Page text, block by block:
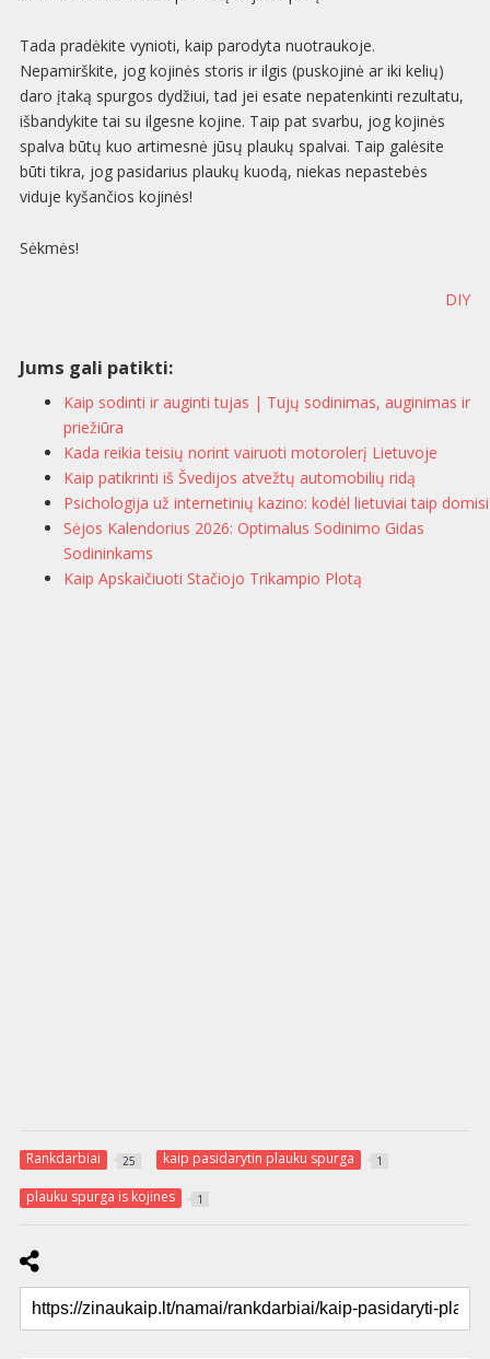
Tada pradėkite vynioti, kaip parodyta nuotraukoje.
Nepamirškite, jog kojinės storis ir ilgis (puskojinė ar iki kelių)
daro įtaką spurgos dydžiui, tad jei esate nepatenkinti rezultatu,
išbandykite tai su ilgesne kojine. Taip pat svarbu, jog kojinės
spalva būtų kuo artimesnė jūsų plaukų spalvai. Taip galėsite
būti tikra, jog pasidarius plaukų kuodą, niekas nepastebės
viduje kyšančios kojinės!
Sėkmės!
DIY
Jums gali patikti:
Kaip sodinti ir auginti tujas | Tujų sodinimas, auginimas ir
priežiūra
Kada reikia teisių norint vairuoti motorolerį Lietuvoje
Kaip patikrinti iš Švedijos atvežtų automobilių ridą
Psichologija už internetinių kazino: kodėl lietuviai taip
Sėjos Kalendorius 2026: Optimalus Sodinimo Gidas
Sodininkams
Kaip Apskaičiuoti Stačiojo Trikampio Plotą
Rankdarbiai 25 kaip pasidarytin plauku spurga 1
plauku spurga is kojines 1